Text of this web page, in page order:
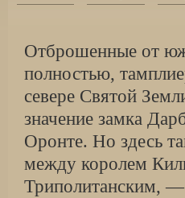
Отброшенные от
полностью,
севере Святой
значение замка
Оронте. Но здесь
между королем
Триполитанским, —